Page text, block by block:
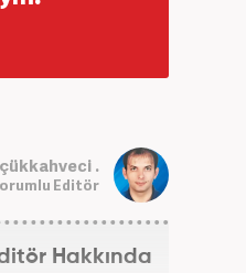
.
Editör
Hakkında